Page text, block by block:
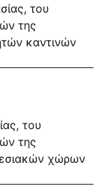
του
της
καντινών
του
της
χώρων